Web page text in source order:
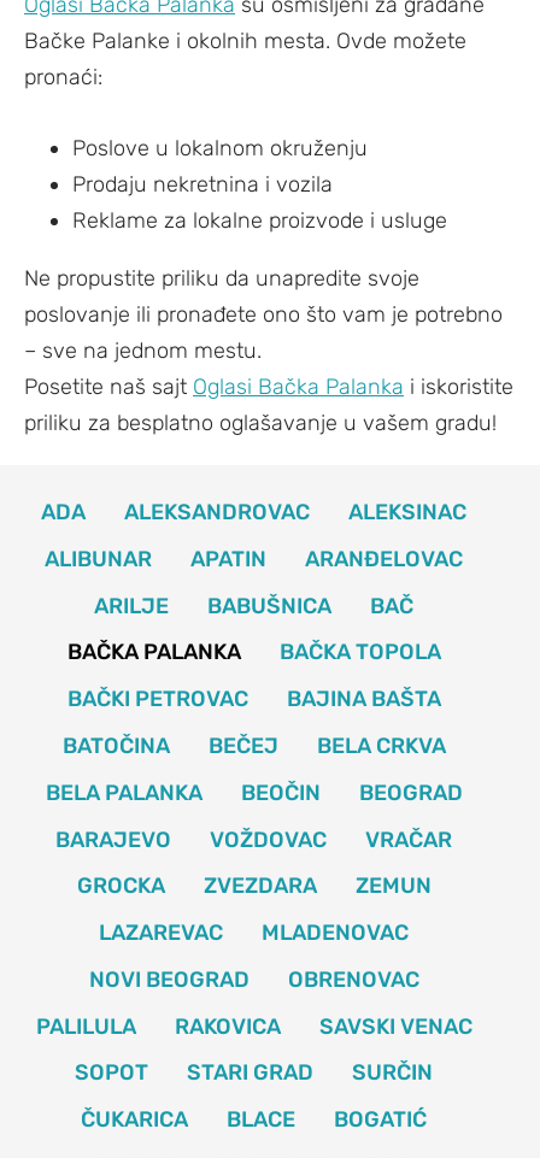
Bačke Palanke i okolnih mesta. Ovde možete
pronaći:
Poslove u lokalnom okruženju
Prodaju nekretnina i vozila
Reklame za lokalne proizvode i usluge
Ne propustite priliku da unapredite svoje
poslovanje ili pronađete ono što vam je potrebno
– sve na jednom mestu.
Posetite naš sajt Oglasi Bačka Palanka i iskoristite
priliku za besplatno oglašavanje u vašem gradu!
ADA ALEKSANDROVAC
ALEKSINAC
ALIBUNAR
APATIN
ARANĐELOVAC
ARILJE
BABUŠNICA
BAČ
BAČKA PALANKA
BAČKA TOPOLA
BAČKI PETROVAC
BAJINA BAŠTA
BATOČINA
BEČEJ
BELA CRKVA
BELA PALANKA
BEOČIN
BEOGRAD
BARAJEVO
VOŽDOVAC
VRAČAR
GROCKA
ZVEZDARA
ZEMUN
LAZAREVAC
MLADENOVAC
NOVI BEOGRAD
OBRENOVAC
PALILULA
RAKOVICA
SAVSKI VENAC
SOPOT
STARI GRAD
SURČIN
ČUKARICA
BLACE
BOGATIĆ